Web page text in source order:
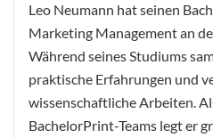
Leo Neumann hat seinen
Marketing Management an
Während seines Studiums
praktische Erfahrungen und
wissenschaftliche Arbeiten.
BachelorPrint-Teams legt er